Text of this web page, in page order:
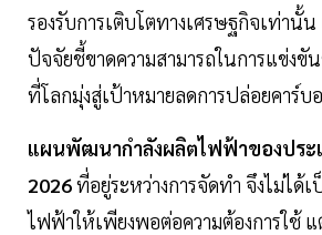
รองรับการเติบโตทางเศรษฐกิจเท่านั้
ปัจจัยชี้ขาดความสามารถในการแข่งขั
ที่โลกมุ่งสู่เป้าหมายลดการปล่อยคาร์บ
แผนพัฒนากำลังผลิตไฟฟ้าของประ
2026ที่อยู่ระหว่างการจัดทำ จึงไม่ได้
ไฟฟ้าให้เพียงพอต่อความต้องการใช้